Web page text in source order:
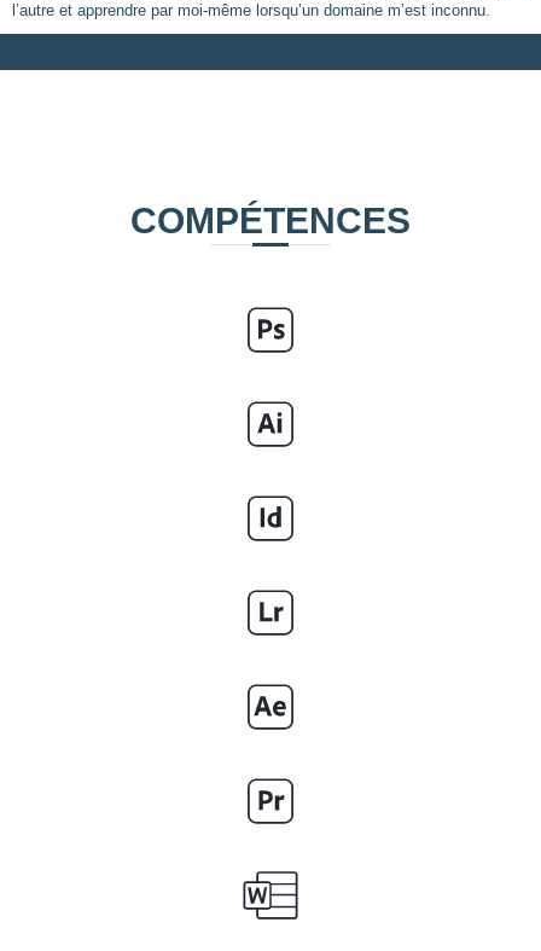
l’autre et apprendre par moi-même lorsqu’un domaine m’est inconnu.
COMPÉTENCES